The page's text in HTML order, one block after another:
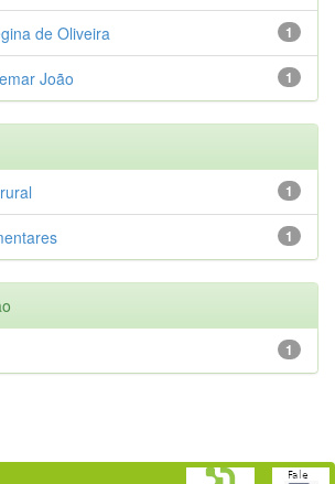
1
de Oliveira
1
João
1
1
1